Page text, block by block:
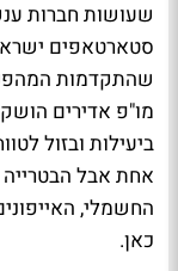
שעושות חברות
סטארטאפים
שהתקדמות
מו"פ אדירים
ביעילות ובזול
אחת אבל
החשמלי,
כאן.